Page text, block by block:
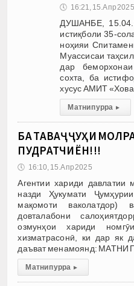
🕔 16:21, 15.Апр 2025
ДУШАНБЕ,
истиқболи 35-
ноҳияи
Муассисаи
дар
сохта, ба
хусус АМИТ
Матни пурра ▸
БА ТАВАҶҶУҲИ
ПУДРАТЧИЁН!!!
🕔 16:10, 15.Апр 2025
Агентии хариди давлатии
назди Ҳукумати
мақомоти ваколатдор)
довталабони
озмунҳои хариди
хизматрасонӣ, ки дар як
даъват менамоянд: МАТНИ
Матни пурра ▸